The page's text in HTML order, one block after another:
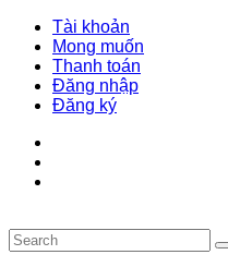
Tài khoản
Mong muốn
Thanh toán
Đăng nhập
Đăng ký